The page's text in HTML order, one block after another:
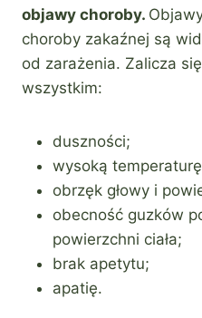
objawy choroby.
choroby zakaźnej są
od zarażenia. Zalicza
wszystkim:
duszności;
wysoką
obrzęk głowy i
obecność guzków
powierzchni ciała;
brak apetytu;
apatię.